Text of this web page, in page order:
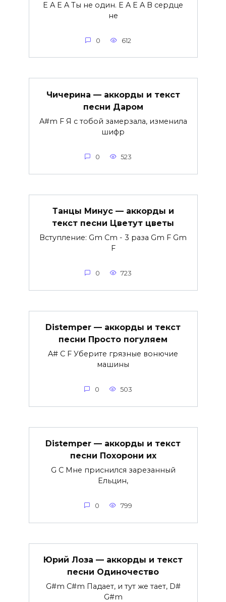
E A E A Ты не один. E A E A В сердце
не
0 612
Чичерина — аккорды и текст
песни Даром
A#m F Я с тобой замерзала, изменила
шифр
0 523
Танцы Минус — аккорды и
текст песни Цветут цветы
Вступление: Gm Cm - 3 раза Gm F Gm
F
0 723
Distemper — аккорды и текст
песни Просто погуляем
A# C F Уберите грязные вонючие
машины
0 503
Distemper — аккорды и текст
песни Похорони их
G C Мне приснился зарезанный
Ельцин,
0 799
Юрий Лоза — аккорды и текст
песни Одиночество
G#m C#m Падает, и тут же тает, D#
G#m